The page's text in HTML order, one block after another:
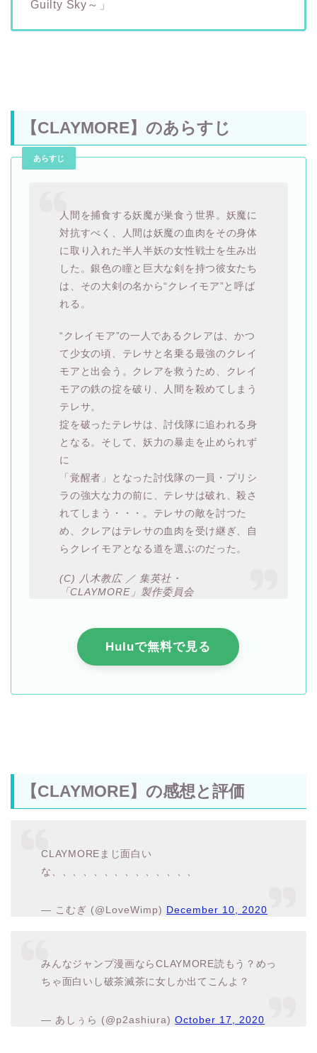
Guilty Sky～」
【CLAYMORE】のあらすじ
あらすじ
人間を捕食する妖魔が巣食う世界。妖魔に
対抗すべく、人間は妖魔の血肉をその身体
に取り入れた半人半妖の女性戦士を生み出
した。銀色の瞳と巨大な剣を持つ彼女たち
は、その大剣の名から“クレイモア”と呼ば
れる。
“クレイモア”の一人であるクレアは、かつ
て少女の頃、テレサと名乗る最強のクレイ
モアと出会う。クレアを救うため、クレイ
モアの鉄の掟を破り、人間を殺めてしまう
テレサ。
掟を破ったテレサは、討伐隊に追われる身
となる。そして、妖力の暴走を止められず
に
「覚醒者」となった討伐隊の一員・プリシ
ラの強大な力の前に、テレサは破れ、殺さ
れてしまう・・・。テレサの敵を討つた
め、クレアはテレサの血肉を受け継ぎ、自
らクレイモアとなる道を選ぶのだった。
(C) 八木教広 ／ 集英社・
「CLAYMORE」製作委員会
Huluで無料で見る
【CLAYMORE】の感想と評価
CLAYMOREまじ面白い
な、、、、、、、、、、、、、、
— こむぎ (@LoveWimp) December 10, 2020
みんなジャンプ漫画ならCLAYMORE読もう？めっ
ちゃ面白いし破茶滅茶に女しか出てこんよ？
— あしぅら (@p2ashiura)October 17, 2020